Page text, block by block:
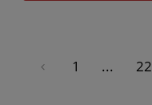
« 1 ... 22